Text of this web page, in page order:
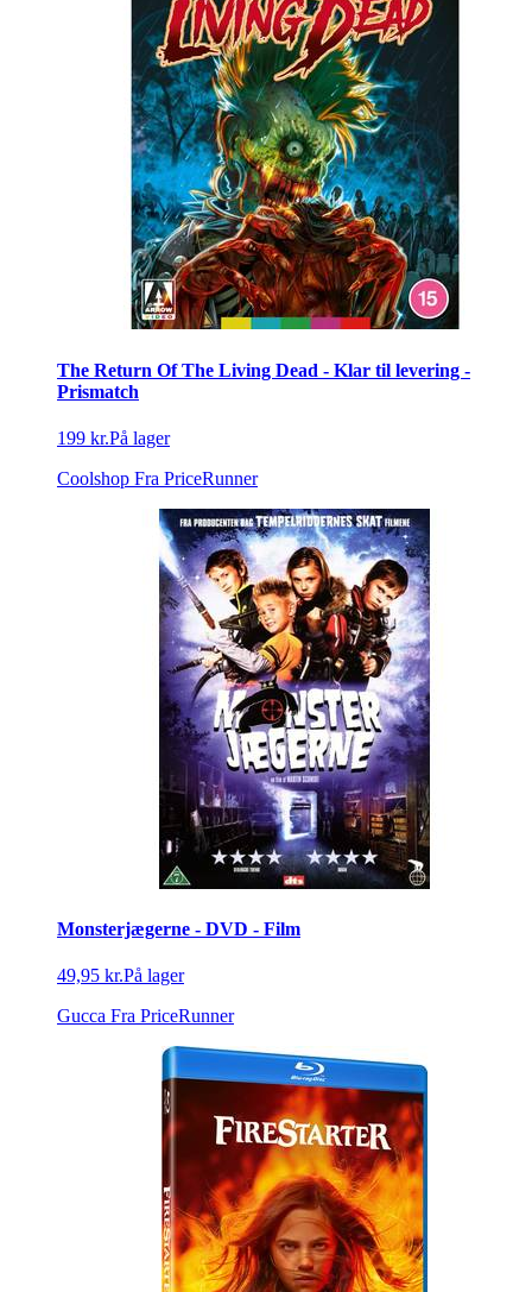
The Return Of The Living Dead - Klar til levering -
Prismatch
199 kr.På lager
Coolshop Fra PriceRunner
Monsterjægerne - DVD - Film
49,95 kr.På lager
Gucca Fra PriceRunner